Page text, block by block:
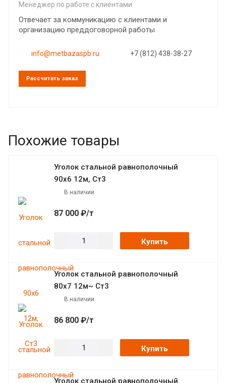
Менеджер по работе с клиентами
Отвечает за коммуникацию с клиентами и
организацию преддоговорной работы
info@metbazaspb.ru +7 (812) 438-38-27
Рассчитать заказ
Похожие товары
Уголок стальной равнополочный
90х6 12м, Ст3
В наличии
87 000 ₽/т
Купить
Уголок стальной равнополочный
80х7 12м~ Ст3
В наличии
86 800 ₽/т
Купить
Уголок стальной равнополочный